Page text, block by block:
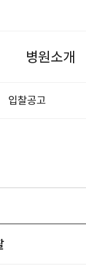
병원소개
입찰공고